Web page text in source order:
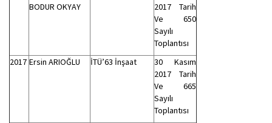
BODUR OKYAY
2017 Tarih
Ve 650
Sayılı
Toplantısı
2017 Ersin ARIOĞLU İTÜ’63 İnşaat
30 Kasım
2017 Tarih
Ve 665
Sayılı
Toplantısı